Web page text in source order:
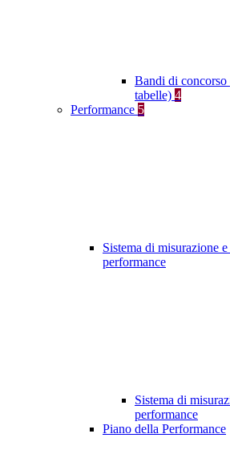
Bandi di
tabelle) 4
Performance 5
Sistema di misurazione
performance
Sistema di
performance
Piano della Performance